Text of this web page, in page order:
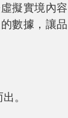
擬實境內容
數據，讓品
。